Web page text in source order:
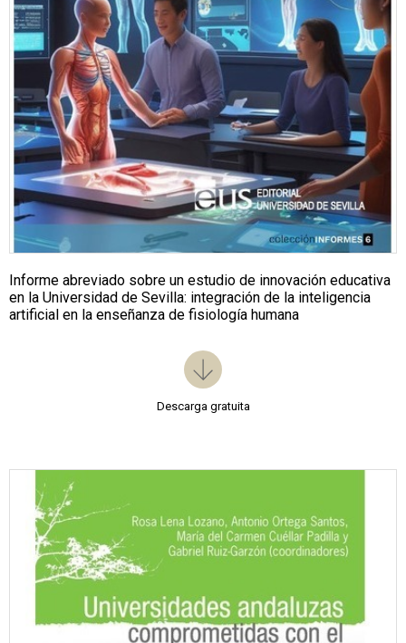
Informe abreviado sobre un estudio de innovación educativa
en la Universidad de Sevilla: integración de la inteligencia
artificial en la enseñanza de fisiología humana
Descarga gratuita